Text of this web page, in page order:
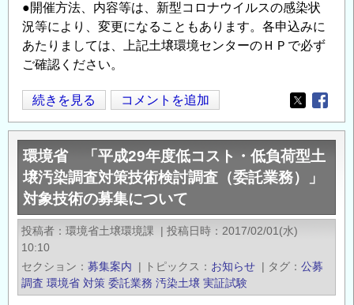
●開催方法、内容等は、新型コロナウイルスの感染状
況等により、変更になることもあります。各申込みに
あたりましては、上記土壌環境センターのＨＰで必ず
ご確認ください。
第
27
回
地
下
水・
土
壌
染
と
続きを見る コメントを追加
Opens in
環境省 「平成29年度低コスト・低負荷型土
壌汚染調査対策技術検討調査（委託業務）」
対象技術の募集について
投稿者 環境省土壌環境課 | 投稿日時
2017/02/01(水)
10:10
セクション
募集案内 | トピックス お知らせ | タグ
公募
調査 環境省 対策 委託業務 汚染土壌 実証試験